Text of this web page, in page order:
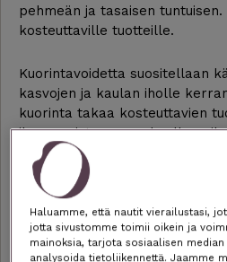
pehmeän ja tasaisen
kosteuttaville tuotteille.
Kuorintavoidetta suositellaan
kasvojen ja kaulan iholle
kuorinta takaa kosteuttavien
ihoon poistaessaan kuolleen
miellyttävän tunteen. Sopii
Kasvojeni iho näytti ja
– Carola
Haluamme, että nautit vierailustasi,
jotta sivustomme toimii oikein ja
mainoksia, tarjota sosiaalisen
analysoida tietoliikennettä. Jaamme